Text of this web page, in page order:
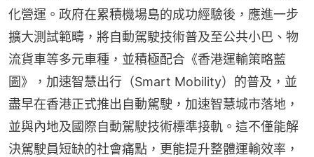
化營運。政府在累積機場島的成功經驗後，應進一步
擴大測試範疇，將自動駕駛技術普及至公共小巴、物
流貨車等多元車種，並積極配合《香港運輸策略藍
圖》，加速智慧出行（Smart Mobility）的普及，並
盡早在香港正式推出自動駕駛，加速智慧城市落地，
並與內地及國際自動駕駛技術標準接軌。這不僅能解
決駕駛員短缺的社會痛點，更能提升整體運輸效率，